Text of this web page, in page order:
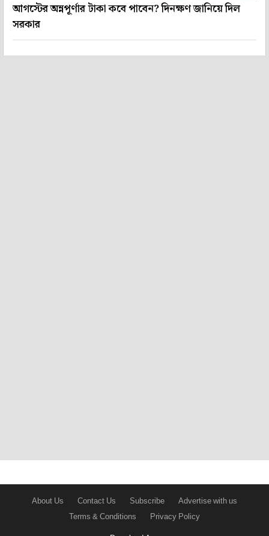
আগস্টের অন্নপূর্ণার টাকা কবে পাবেন? দিনক্ষণ জানিয়ে দিল
সরকার
About Us Contact Us Subscribe
Advertise with us
Terms & Conditions
Privacy Policy